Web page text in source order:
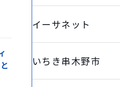
イーサネット
いちき串木野市